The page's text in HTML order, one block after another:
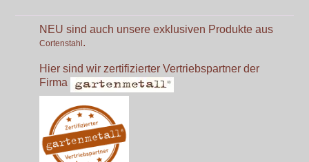
NEU sind auch unsere exklusiven Produkte aus
Cortenstahl.
Hier sind wir zertifizierter Vertriebspartner der
Firma